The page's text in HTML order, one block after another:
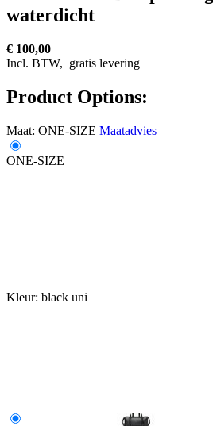
waterdicht
€ 100,00
Incl. BTW, gratis levering
Product Options:
Maat: ONE-SIZE Maatadvies
ONE-SIZE
Kleur: black uni